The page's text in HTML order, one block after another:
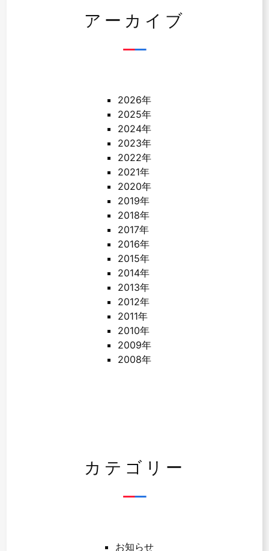
アーカイブ
2026年
2025年
2024年
2023年
2022年
2021年
2020年
2019年
2018年
2017年
2016年
2015年
2014年
2013年
2012年
2011年
2010年
2009年
2008年
カテゴリー
お知らせ